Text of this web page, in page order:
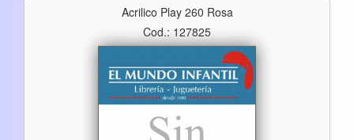
Acrilico Play 260 Rosa
Cod.: 127825